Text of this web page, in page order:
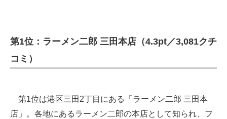
第1位：ラーメン二郎 三田本店（4.3pt／3,081クチ
コミ）
第1位は港区三田2丁目にある「ラーメン二郎 三田本
店」。各地にあるラーメン二郎の本店として知られ、フ